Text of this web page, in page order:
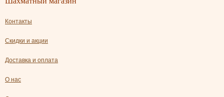
Контакты
Скидки и акции
Доставка и оплата
О нас